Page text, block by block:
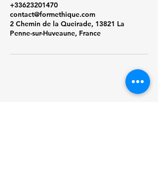
+33623201470
contact@formethique.com
2 Chemin de la Queirade, 13821 La
Penne-sur-Huveaune, France